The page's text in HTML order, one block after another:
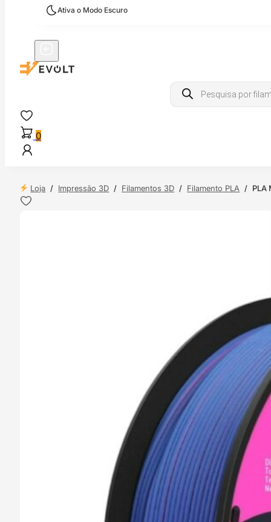
Ativa o Modo Escuro
Products
search
0
Loja / Impressão 3D / Filamentos 3D / Filamento PLA / PLA